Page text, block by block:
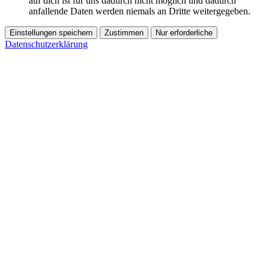
anfallende Daten werden niemals an Dritte weitergegeben.
Einstellungen speichern Zustimmen Nur erforderliche
Datenschutzerklärung